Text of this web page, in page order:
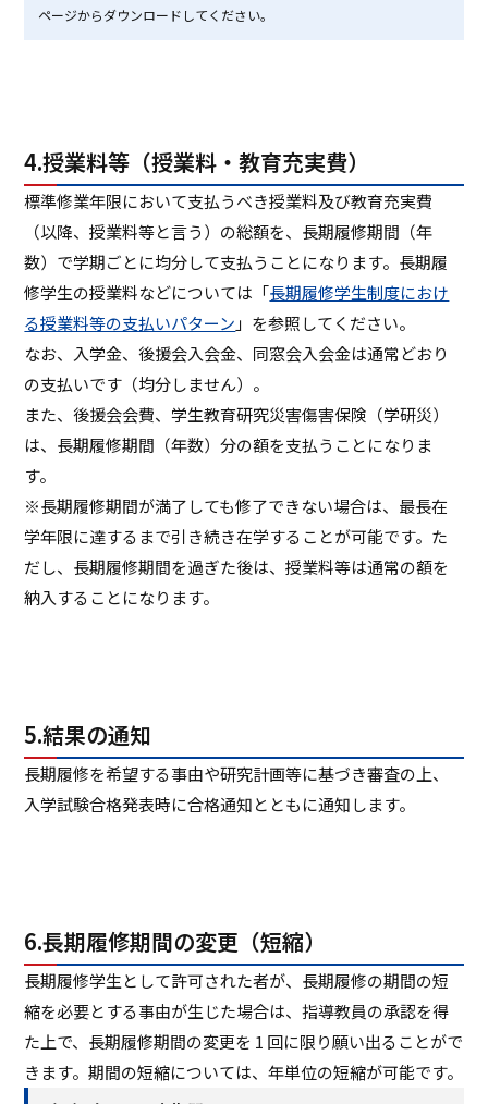
ページからダウンロードしてください。
4.授業料等（授業料・教育充実費）
標準修業年限において支払うべき授業料及び教育充実費
（以降、授業料等と言う）の総額を、長期履修期間（年
数）で学期ごとに均分して支払うことになります。長期履
修学生の授業料などについては「長期履修学生制度におけ
る授業料等の支払いパターン 」を参照してください。
なお、入学金、後援会入会金、同窓会入会金は通常どおり
の支払いです（均分しません）。
また、後援会会費、学生教育研究災害傷害保険（学研災）
は、長期履修期間（年数）分の額を支払うことになりま
す。
※長期履修期間が満了しても修了できない場合は、最長在
学年限に達するまで引き続き在学することが可能です。た
だし、長期履修期間を過ぎた後は、授業料等は通常の額を
納入することになります。
5.結果の通知
長期履修を希望する事由や研究計画等に基づき審査の上、
入学試験合格発表時に合格通知とともに通知します。
6.長期履修期間の変更（短縮）
長期履修学生として許可された者が、長期履修の期間の短
縮を必要とする事由が生じた場合は、指導教員の承認を得
た上で、長期履修期間の変更を 1 回に限り願い出ることがで
きます。期間の短縮については、年単位の短縮が可能です。